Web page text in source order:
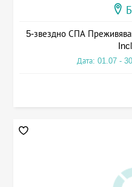
5-звездно СПА
Дата: 01.07 -